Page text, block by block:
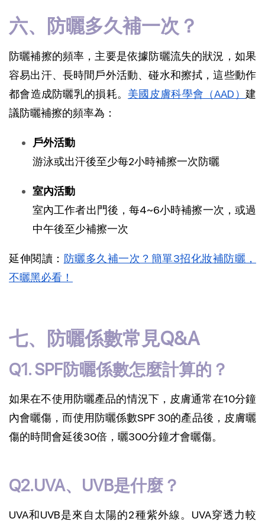
六、防曬多久補一次？
防曬補擦的頻率，主要是依據防曬流失的狀況，如果
容易出汗、長時間戶外活動、碰水和擦拭，這些動作
都會造成防曬乳的損耗。 美國皮膚科學會（AAD）建
議防曬補擦的頻率為：
戶外活動
游泳或出汗後至少每2小時補擦一次防曬
室內活動
室內工作者出門後，每4~6小時補擦一次，或過
中午後至少補擦一次
延伸閱讀： 防曬多久補一次？簡單3招化妝補防曬，
不曬黑必看！
七、防曬係數常見Q&A
Q1. SPF防曬係數怎麼計算的？
如果在不使用防曬產品的情況下，皮膚通常在10分鐘
內會曬傷，而使用防曬係數SPF 30的產品後，皮膚曬
傷的時間會延後30倍，曬300分鐘才會曬傷。
Q2.UVA、UVB是什麼？
UVA和UVB是來自太陽的2種紫外線。UVA穿透力較